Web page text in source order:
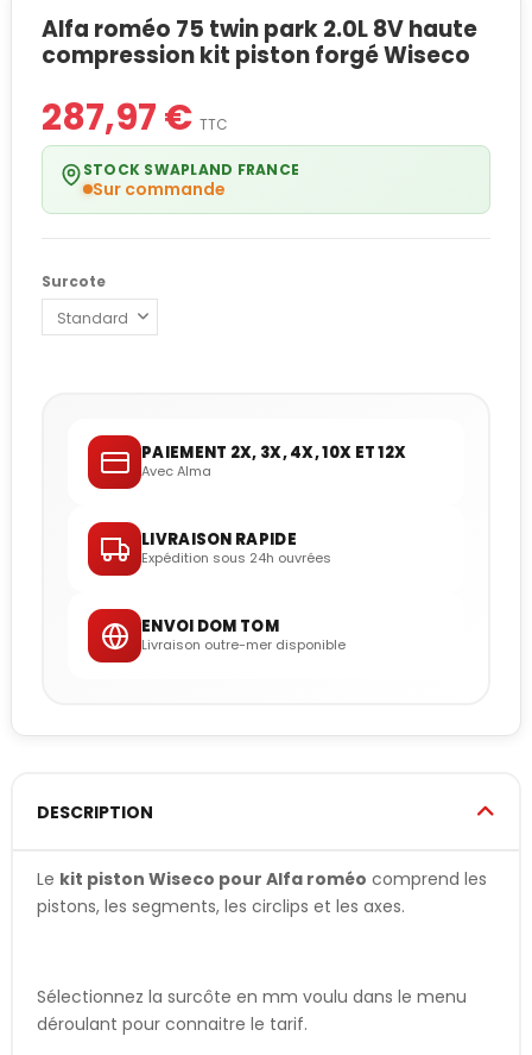
Alfa roméo 75 twin park 2.0L 8V haute
compression kit piston forgé Wiseco
287,97 € TTC
STOCK SWAPLAND FRANCE
Sur commande
Surcote
PAIEMENT 2X, 3X, 4X, 10X ET 12X
Avec Alma
LIVRAISON RAPIDE
Expédition sous 24h ouvrées
ENVOI DOM TOM
Livraison outre-mer disponible
DESCRIPTION
Le kit piston Wiseco pour Alfa roméo comprend les
pistons, les segments, les circlips et les axes.
Sélectionnez la surcôte en mm voulu dans le menu
déroulant pour connaitre le tarif.